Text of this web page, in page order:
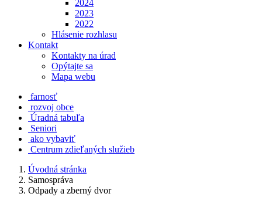
2024
2023
2022
Hlásenie rozhlasu
Kontakt
Kontakty na úrad
Opýtajte sa
Mapa webu
farnosť
rozvoj obce
Úradná tabuľa
Seniori
ako vybaviť
Centrum zdieľaných služieb
Úvodná stránka
Samospráva
Odpady a zberný dvor